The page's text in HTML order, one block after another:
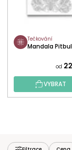
Tečkování
Mandala Pitbul
od
VYBRAT